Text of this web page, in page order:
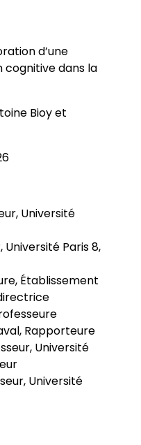
d’une
dans la
Bioy et
Université
Université Paris 8,
Établissement
Rapporteure
Université
Université